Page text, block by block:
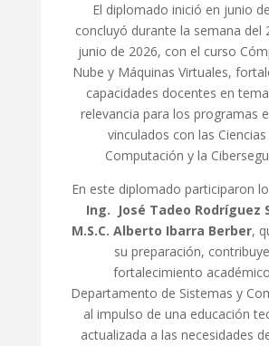
El diplomado inició en junio
concluyó durante la semana del
junio de 2026, con el curso
Nube y Máquinas Virtuales,
capacidades docentes en
relevancia para los programas
vinculados con las Ciencias
Computación y la
En este diplomado participaron
Ing. José Tadeo Rodríguez
M.S.C. Alberto Ibarra Berber,
su preparación,
fortalecimiento
Departamento de Sistemas y
al impulso de una educación
actualizada a las necesidades